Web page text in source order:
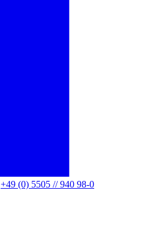
+49 (0) 5505 // 940 98-0